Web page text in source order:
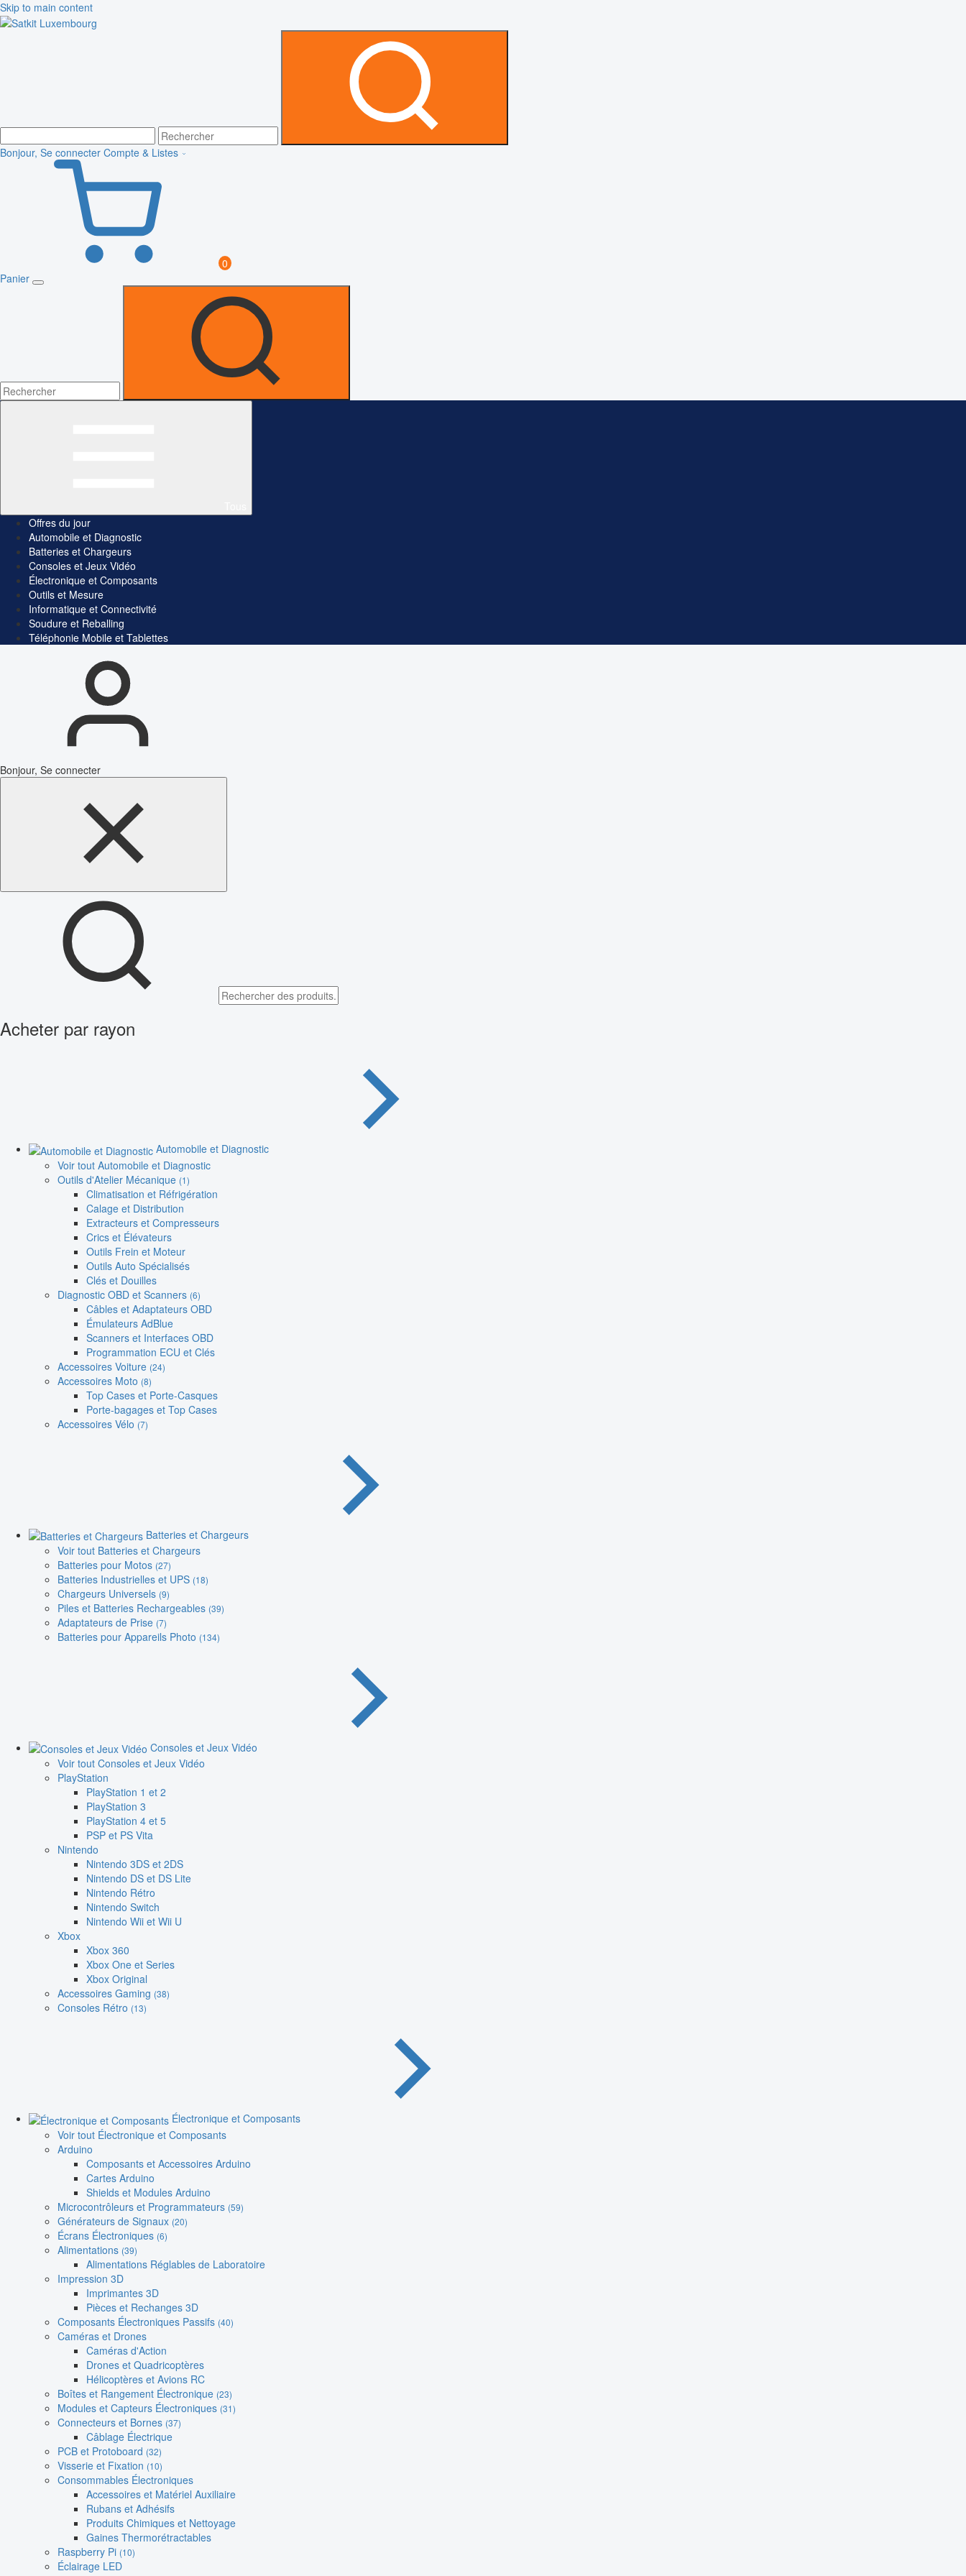
Skip to main content
Bonjour, Se connecter Compte & Listes
0
Panier
Offres du jour
Automobile et Diagnostic
Batteries et Chargeurs
Consoles et Jeux Vidéo
Électronique et Composants
Outils et Mesure
Informatique et Connectivité
Soudure et Reballing
Téléphonie Mobile et Tablettes
Bonjour, Se connecter
Acheter par rayon
Automobile et Diagnostic
Voir tout Automobile et Diagnostic
Outils d'Atelier Mécanique (1)
Climatisation et Réfrigération
Calage et Distribution
Extracteurs et Compresseurs
Crics et Élévateurs
Outils Frein et Moteur
Outils Auto Spécialisés
Clés et Douilles
Diagnostic OBD et Scanners (6)
Câbles et Adaptateurs OBD
Émulateurs AdBlue
Scanners et Interfaces OBD
Programmation ECU et Clés
Accessoires Voiture (24)
Accessoires Moto (8)
Top Cases et Porte-Casques
Porte-bagages et Top Cases
Accessoires Vélo (7)
Batteries et Chargeurs
Voir tout Batteries et Chargeurs
Batteries pour Motos (27)
Batteries Industrielles et UPS (18)
Chargeurs Universels (9)
Piles et Batteries Rechargeables (39)
Adaptateurs de Prise (7)
Batteries pour Appareils Photo (134)
Consoles et Jeux Vidéo
Voir tout Consoles et Jeux Vidéo
PlayStation
PlayStation 1 et 2
PlayStation 3
PlayStation 4 et 5
PSP et PS Vita
Nintendo
Nintendo 3DS et 2DS
Nintendo DS et DS Lite
Nintendo Rétro
Nintendo Switch
Nintendo Wii et Wii U
Xbox
Xbox 360
Xbox One et Series
Xbox Original
Accessoires Gaming (38)
Consoles Rétro (13)
Électronique et Composants
Voir tout Électronique et Composants
Arduino
Composants et Accessoires Arduino
Cartes Arduino
Shields et Modules Arduino
Microcontrôleurs et Programmateurs (59)
Générateurs de Signaux (20)
Écrans Électroniques (6)
Alimentations (39)
Alimentations Réglables de Laboratoire
Impression 3D
Imprimantes 3D
Pièces et Rechanges 3D
Composants Électroniques Passifs (40)
Caméras et Drones
Caméras d'Action
Drones et Quadricoptères
Hélicoptères et Avions RC
Boîtes et Rangement Électronique (23)
Modules et Capteurs Électroniques (31)
Connecteurs et Bornes (37)
Câblage Électrique
PCB et Protoboard (32)
Visserie et Fixation (10)
Consommables Électroniques
Accessoires et Matériel Auxiliaire
Rubans et Adhésifs
Produits Chimiques et Nettoyage
Gaines Thermorétractables
Raspberry Pi (10)
Éclairage LED